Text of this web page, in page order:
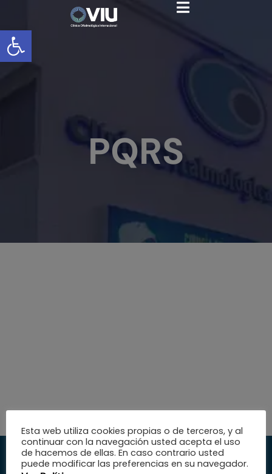
Abrir barra de herramientas
PQRS
InstituciónServiciosMedio
Esta web utiliza cookies propias o de terceros, y al
continuar con la navegación usted acepta el uso
de hacemos de ellas. En caso contrario usted
puede modificar las preferencias en su navegador.